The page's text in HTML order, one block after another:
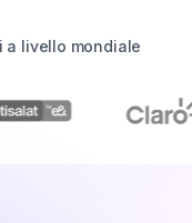
a livello mondiale